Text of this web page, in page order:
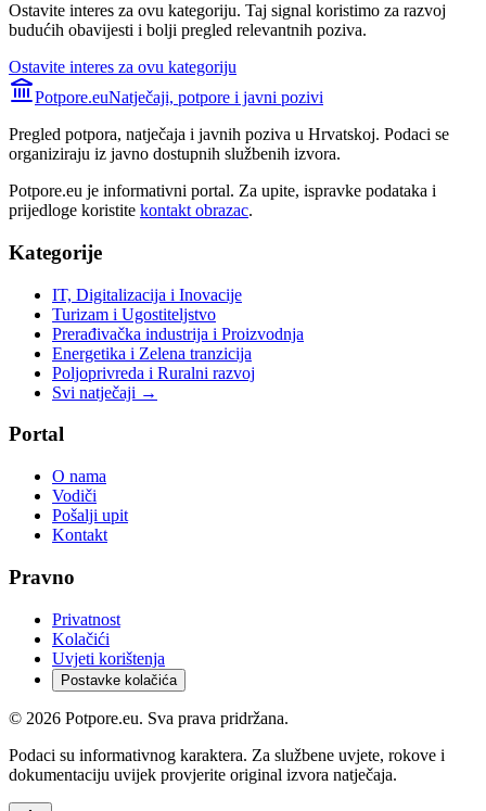
Ostavite interes za ovu kategoriju. Taj signal koristimo za razvoj
budućih obavijesti i bolji pregled relevantnih poziva.
Ostavite interes za ovu kategoriju
Potpore.euNatječaji, potpore i javni pozivi
Pregled potpora, natječaja i javnih poziva u Hrvatskoj. Podaci se
organiziraju iz javno dostupnih službenih izvora.
Potpore.eu je informativni portal. Za upite, ispravke podataka i
prijedloge koristite kontakt obrazac.
Kategorije
IT, Digitalizacija i Inovacije
Turizam i Ugostiteljstvo
Prerađivačka industrija i Proizvodnja
Energetika i Zelena tranzicija
Poljoprivreda i Ruralni razvoj
Svi natječaji →
Portal
O nama
Vodiči
Pošalji upit
Kontakt
Pravno
Privatnost
Kolačići
Uvjeti korištenja
Postavke kolačića
© 2026 Potpore.eu. Sva prava pridržana.
Podaci su informativnog karaktera. Za službene uvjete, rokove i
dokumentaciju uvijek provjerite original izvora natječaja.